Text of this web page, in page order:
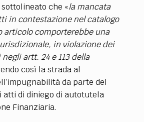
che «la mancata
in contestazione nel catalogo
articolo comporterebbe una
in violazione dei
artt. 24 e 113 della
così la strada al
da parte del
di diniego di autotutela
Finanziaria.